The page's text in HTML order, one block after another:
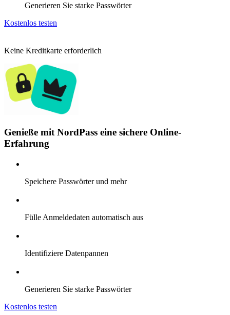
Generieren Sie starke Passwörter
Kostenlos testen
Keine Kreditkarte erforderlich
Genieße mit NordPass eine sichere Online-
Erfahrung
Speichere Passwörter und mehr
Fülle Anmeldedaten automatisch aus
Identifiziere Datenpannen
Generieren Sie starke Passwörter
Kostenlos testen